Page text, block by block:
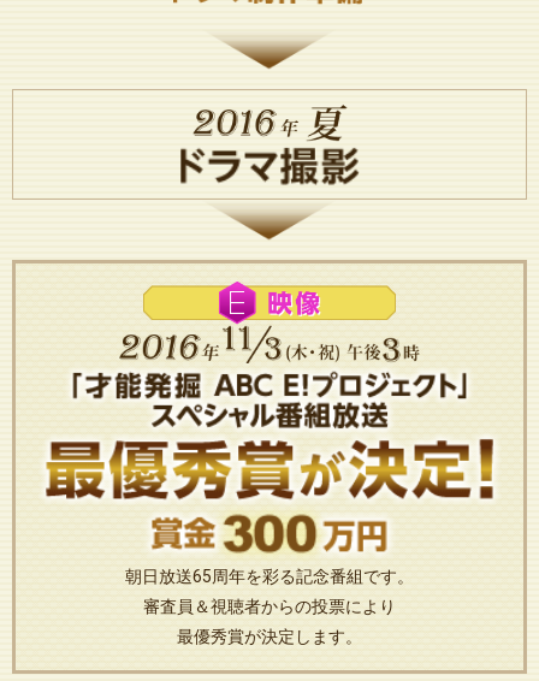
朝日放送65周年を彩る記念番組です。
審査員＆視聴者からの投票により
最優秀賞が決定します。